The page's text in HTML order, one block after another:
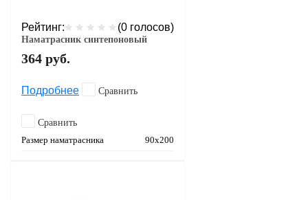
Рейтинг: (0 голосов)
Наматрасник синтепоновый
364 руб.
Подробнее Сравнить
Сравнить
Размер наматрасника
90х200